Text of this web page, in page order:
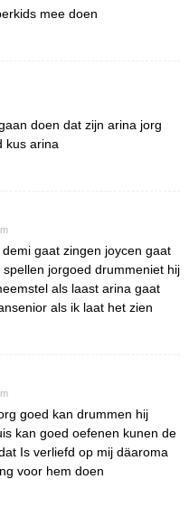
mee doen
doen dat zijn arina jorg
kus arina
gaat zingen joycen gaat
jorgoed drummeniet hij
als laast arina gaat
als ik laat het zien
goed kan drummen hij
kan goed oefenen kunen de
Is verliefd op mij däaroma
voor hem doen